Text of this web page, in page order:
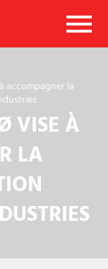
accompagner la
VISE À
LA